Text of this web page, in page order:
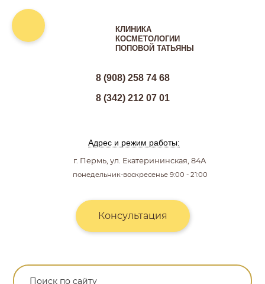
КЛИНИКА
КОСМЕТОЛОГИИ
ПОПОВОЙ ТАТЬЯНЫ
8 (908) 258 74 68
8 (342) 212 07 01
Адрес и режим работы:
г. Пермь, ул. Екатерининская, 84А
понедельник-воскресенье 9:00 - 21:00
Консультация